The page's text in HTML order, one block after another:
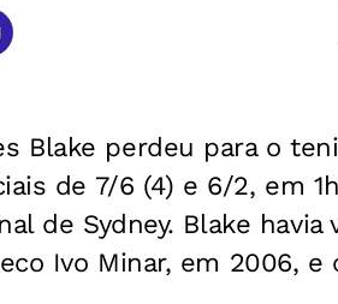
Blake perdeu para o
de 7/6 (4) e 6/2, em
de Sydney. Blake
Ivo Minar, em 2006, e